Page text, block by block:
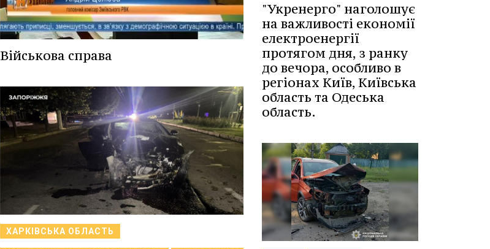
Військова справа
ХАРКІВСЬКА ОБЛАСТЬ
"Укренерго" наголошує
на важливості економії
електроенергії
протягом дня, з ранку
до вечора, особливо в
регіонах Київ, Київська
область та Одеська
область.